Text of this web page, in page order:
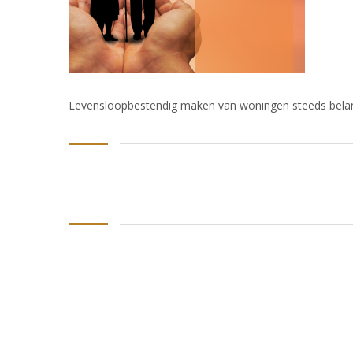
Levensloopbestendig maken van woningen steeds